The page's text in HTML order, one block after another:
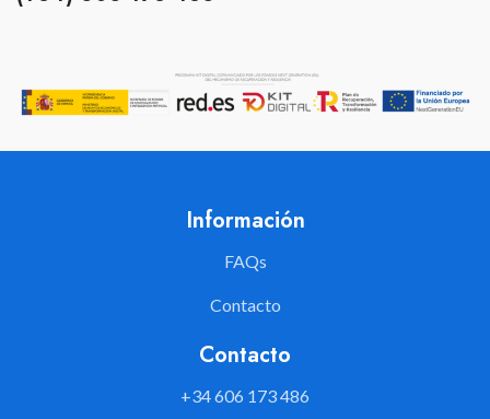
Información
FAQs
Contacto
Contacto
+34 606 173 486